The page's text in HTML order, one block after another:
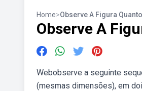
Home>Observe A Figura
Observe A
Webobserve a seguinte
(mesmas dimensões), em